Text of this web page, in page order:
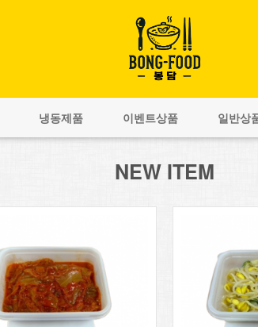
냉동제품 이벤트상품 일반상
NEW ITEM